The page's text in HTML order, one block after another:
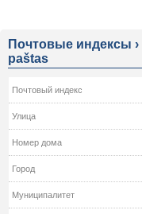
Почтовые индексы ›
paštas